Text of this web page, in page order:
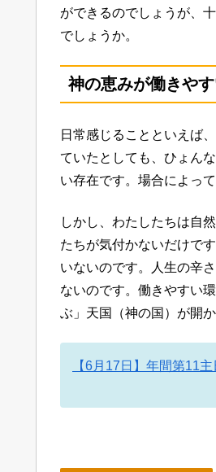
ができるのでしょうが、
でしょうか。
神の恵みが働きや
日常感じることといえば
ていたとしても、ひょん
い存在です。場合によっ
しかし、わたしたちは自
たちが気付かないだけで
いないのです。人生の辛
ないのです。働きやすい
ぶ」天国（神の国）が開か
【6月17日】年間第11